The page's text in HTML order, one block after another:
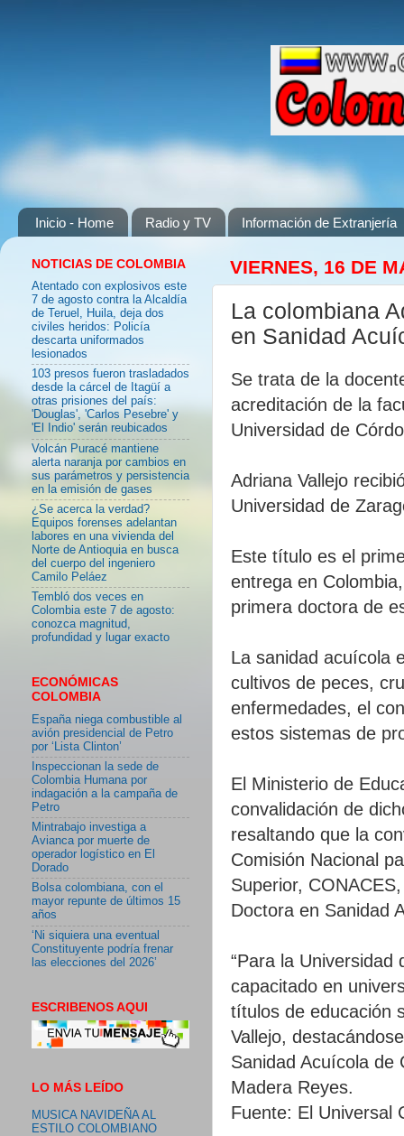
Inicio - Home Radio y TV Información de Extranjería
VIERNES, 16 DE
La colombiana
en Sanidad
Se trata de la
acreditación de la
Universidad de
Adriana Vallejo
Universidad de
Este título es el
entrega en
primera doctora de
La sanidad acuícola
cultivos de peces,
enfermedades, el
estos sistemas de
El Ministerio de
convalidación de
resaltando que la
Comisión Nacional
Superior,
Doctora en Sanidad
“Para la
capacitado en
títulos de educación
Vallejo,
Sanidad Acuícola de
Madera Reyes.
Fuente: El Universal
NOTICIAS DE COLOMBIA
Atentado con explosivos este
7 de agosto contra la Alcaldía
de Teruel, Huila, deja dos
civiles heridos: Policía
descarta uniformados
lesionados
103 presos fueron trasladados
desde la cárcel de Itagüí a
otras prisiones del país:
'Douglas', 'Carlos Pesebre' y
'El Indio' serán reubicados
Volcán Puracé mantiene
alerta naranja por cambios en
sus parámetros y persistencia
en la emisión de gases
¿Se acerca la verdad?
Equipos forenses adelantan
labores en una vivienda del
Norte de Antioquia en busca
del cuerpo del ingeniero
Camilo Peláez
Tembló dos veces en
Colombia este 7 de agosto:
conozca magnitud,
profundidad y lugar exacto
ECONÓMICAS
COLOMBIA
España niega combustible al
avión presidencial de Petro
por ‘Lista Clinton’
Inspeccionan la sede de
Colombia Humana por
indagación a la campaña de
Petro
Mintrabajo investiga a
Avianca por muerte de
operador logístico en El
Dorado
Bolsa colombiana, con el
mayor repunte de últimos 15
años
‘Ni siquiera una eventual
Constituyente podría frenar
las elecciones del 2026’
ESCRIBENOS AQUI
LO MÁS LEÍDO
MUSICA NAVIDEÑA AL
ESTILO COLOMBIANO